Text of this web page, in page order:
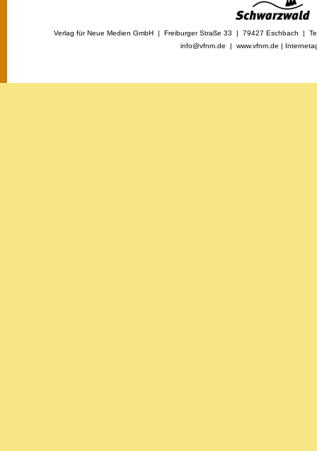
Verlag für Neue Medien GmbH | Freiburger Straße 33 | 79427 Eschbach |
info@vfnm.de | www.vfnm.de |